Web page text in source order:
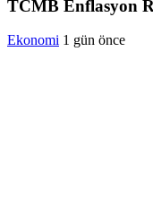
TCMB Enflasyon
Ekonomi 1 gün önce